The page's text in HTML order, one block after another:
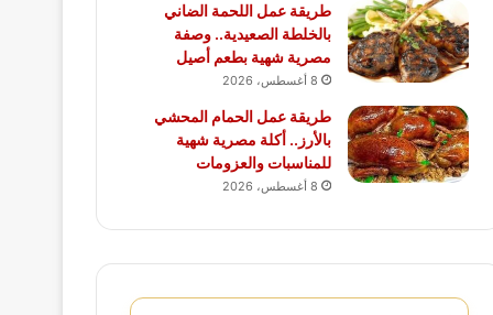
طريقة عمل اللحمة الضاني
بالخلطة الصعيدية.. وصفة
مصرية شهية بطعم أصيل
8 أغسطس، 2026
طريقة عمل الحمام المحشي
بالأرز.. أكلة مصرية شهية
للمناسبات والعزومات
8 أغسطس، 2026